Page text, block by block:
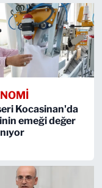
Kocasinan'da
emeği değer